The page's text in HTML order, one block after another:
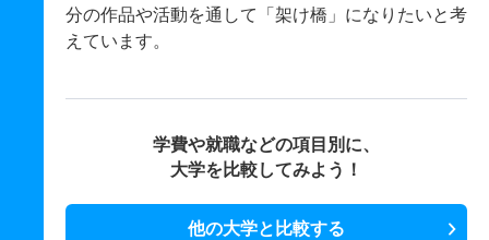
分の作品や活動を通して「架け橋」になりたいと考
えています。
学費や就職などの項目別に、
大学を比較してみよう！
他の大学と比較する